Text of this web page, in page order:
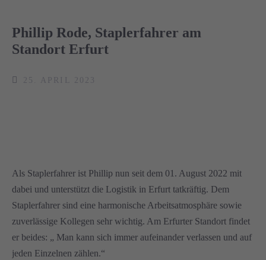
Phillip Rode, Staplerfahrer am
Standort Erfurt
25. APRIL 2023
Als Staplerfahrer ist Phillip nun seit dem 01. August 2022 mit
dabei und unterstützt die Logistik in Erfurt tatkräftig. Dem
Staplerfahrer sind eine harmonische Arbeitsatmosphäre sowie
zuverlässige Kollegen sehr wichtig. Am Erfurter Standort findet
er beides: „ Man kann sich immer aufeinander verlassen und auf
jeden Einzelnen zählen.“